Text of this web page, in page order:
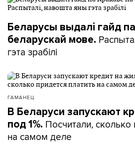
Беларусы выдалі гайд
беларускай мове.
гэта зрабілі
ГАМАНЕЦ
В Беларуси запускают
под 1%. Посчитали, сколько
на самом деле